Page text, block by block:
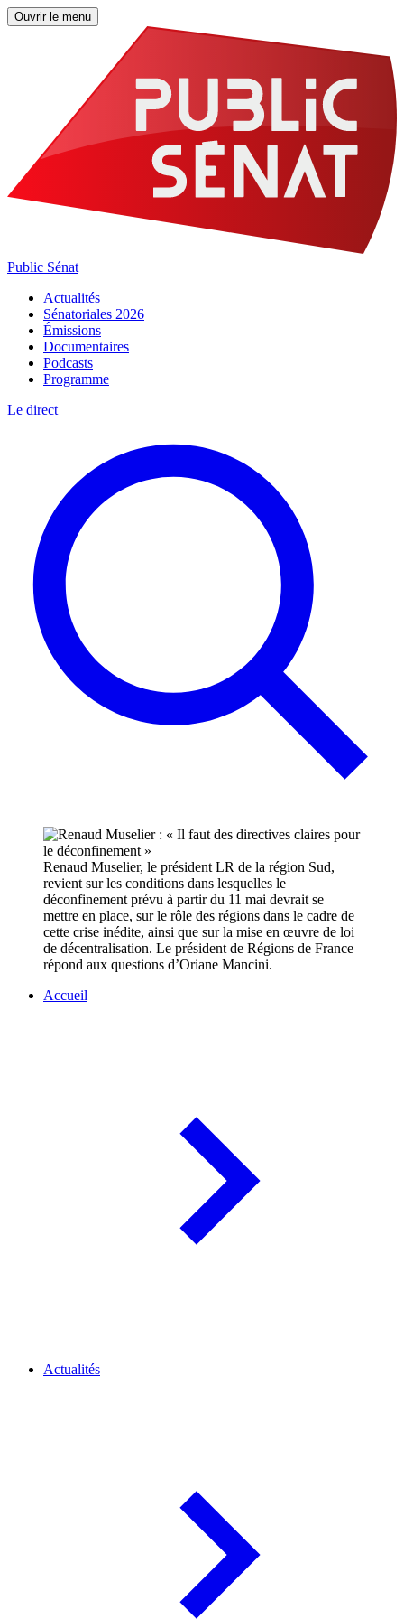
Ouvrir le menu
Public Sénat
Actualités
Sénatoriales 2026
Émissions
Documentaires
Podcasts
Programme
Le direct
Renaud Muselier, le président LR de la région Sud,
revient sur les conditions dans lesquelles le
déconfinement prévu à partir du 11 mai devrait se
mettre en place, sur le rôle des régions dans le cadre de
cette crise inédite, ainsi que sur la mise en œuvre de loi
de décentralisation. Le président de Régions de France
répond aux questions d’Oriane Mancini.
Accueil
Actualités